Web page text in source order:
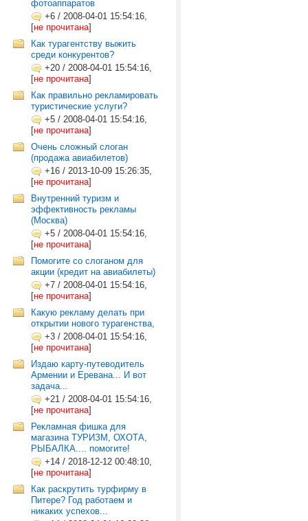
фотоаппаратов
+6 / 2008-04-01 15:54:16,
[не прочитана]
Как турагентству выжить
среди конкурентов?
+20 / 2008-04-01 15:54:16,
[не прочитана]
Как правильно рекламировать
туристические услуги?
+5 / 2008-04-01 15:54:16,
[не прочитана]
Очень сложный слоган
(продажа авиабилетов)
+16 / 2013-10-09 15:26:35,
[не прочитана]
Внутренний туризм и
эффективность рекламы
(Москва)
+5 / 2008-04-01 15:54:16,
[не прочитана]
Помогите со слоганом для
акции (кредит на авиабилеты)
+7 / 2008-04-01 15:54:16,
[не прочитана]
Какую рекламу делать при
открытии нового турагенства,
+3 / 2008-04-01 15:54:16,
[не прочитана]
Издаю карту-путеводитель
Армении и Еревана... И вот
задача...
+21 / 2008-04-01 15:54:16,
[не прочитана]
Рекламная фишка для
магазина ТУРИЗМ, ОХОТА,
РЫБАЛКА.... помогите!
+14 / 2018-12-12 00:48:10,
[не прочитана]
Как раскрутить турфирму в
Питере? Год работаем и
никаких успехов...